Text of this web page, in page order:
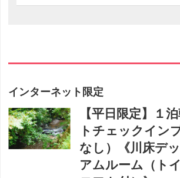
インターネット限定
【平日限定】１
トチェックイン
なし）《川床デ
アムルーム（ト